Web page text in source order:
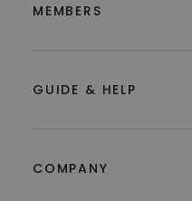
MEMBERS
GUIDE & HELP
COMPANY